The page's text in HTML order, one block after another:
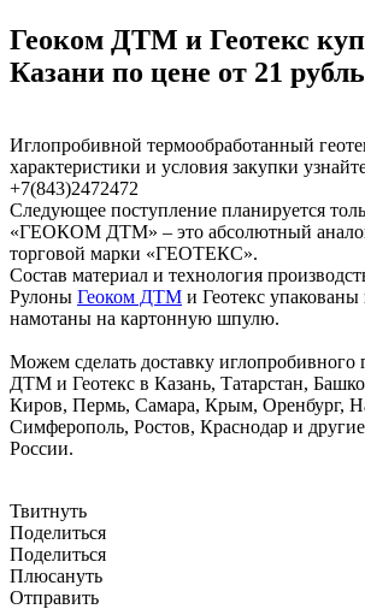
Геоком ДТМ и Геотекс
Казани по цене от 21
Иглопробивной термообработанный
характеристики и условия закупки
+7(843)2472472
Следующее поступление планируется
«ГЕОКОМ ДТМ» – это абсолютный
торговой марки «ГЕОТЕКС».
Состав материал и технология
Рулоны Геоком ДТМ и Геотекс
намотаны на картонную шпулю.
Можем сделать доставку иглопробивного
ДТМ и Геотекс в Казань, Татарстан,
Киров, Пермь, Самара, Крым, Оренбург,
Симферополь, Ростов, Краснодар и
России.
Твитнуть
Поделиться
Поделиться
Плюсануть
Отправить